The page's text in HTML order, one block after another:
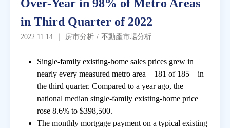
房市分析
房地產年鑑
電子報
top
Over-Year in 98% of Metro Areas
in Third Quarter of 2022
2022.11.14 ｜ 房市分析 / 不動產市場分析
Single-family existing-home sales prices grew in
nearly every measured metro area – 181 of 185 – in
the third quarter. Compared to a year ago, the
national median single-family existing-home price
rose 8.6% to $398,500.
The monthly mortgage payment on a typical existing